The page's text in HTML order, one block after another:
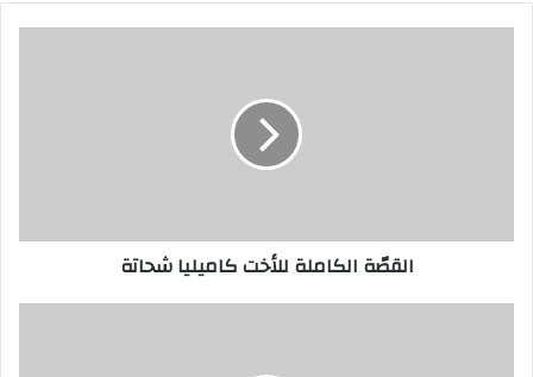
القصّة الكاملة للأخت كاميليا شحاتة